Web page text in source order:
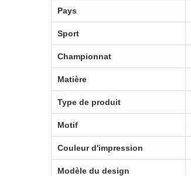
Pays
Sport
Championnat
Matière
Type de produit
Motif
Couleur d'impression
Modèle du design